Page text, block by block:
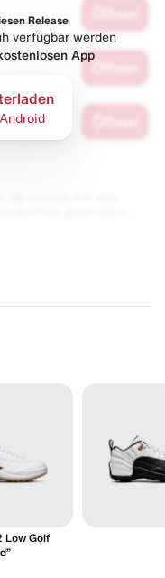
Release
verfügbar werden
App
Low Golf